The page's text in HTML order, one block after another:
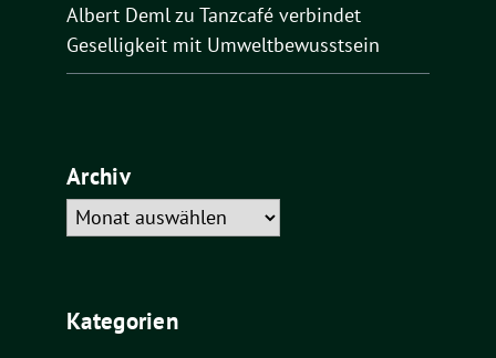
Albert Demlzu Tanzcafé verbindet
Geselligkeit mit Umweltbewusstsein
Archiv
Archiv
Kategorien